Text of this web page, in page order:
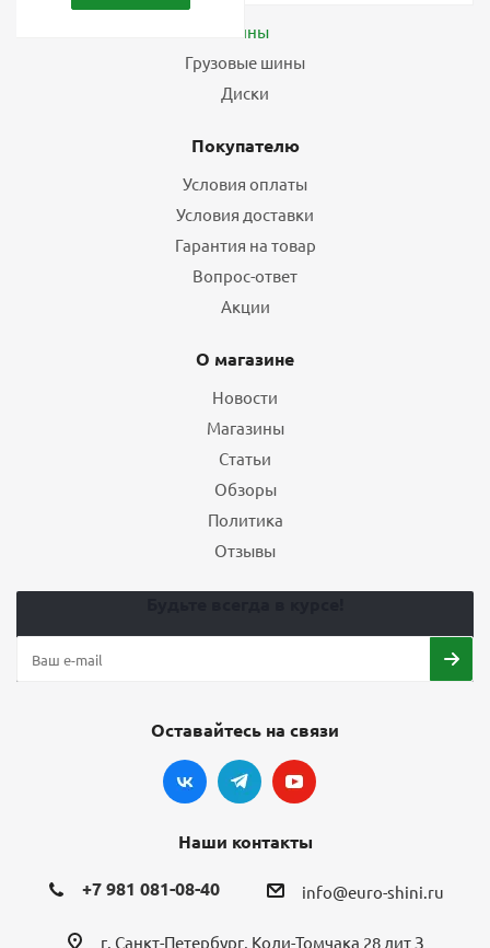
Шины
Грузовые шины
Диски
Покупателю
Условия оплаты
Условия доставки
Гарантия на товар
Вопрос-ответ
Акции
О магазине
Новости
Магазины
Статьи
Обзоры
Политика
Отзывы
Оставайтесь на связи
Наши контакты
+7 981 081-08-40 info@euro-shini.ru
г. Санкт-Петербург, Коли-Томчака 28 лит З